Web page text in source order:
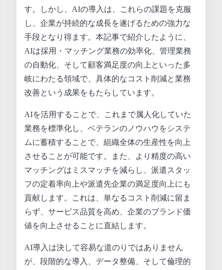
す。しかし、AIの導入は、これらの課題を克服
し、企業が持続的な成長を遂げるための強力な
手段となり得ます。本記事で紹介したように、
AIは採用・マッチング業務の効率化、管理業務
の自動化、そして顧客満足度の向上といった多
岐にわたる領域で、具体的なコスト削減と業務
改善という成果をもたらしています。
AIを活用することで、これまで属人化していた
業務を標準化し、ベテランのノウハウをシステ
ムに蓄積することで、組織全体の生産性を向上
させることが可能です。また、より精度の高い
マッチングはミスマッチを減らし、派遣スタッ
フの定着率向上や派遣先企業の満足度向上にも
貢献します。これは、単なるコスト削減に留ま
らず、サービス品質を高め、企業のブランド価
値を向上させることに直結します。
AI導入は決して容易な道のりではありません
が、段階的な導入、データ整備、そして倫理的